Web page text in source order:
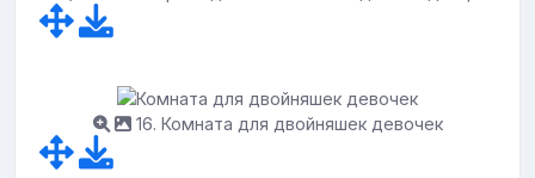
16. Комната для двойняшек девочек